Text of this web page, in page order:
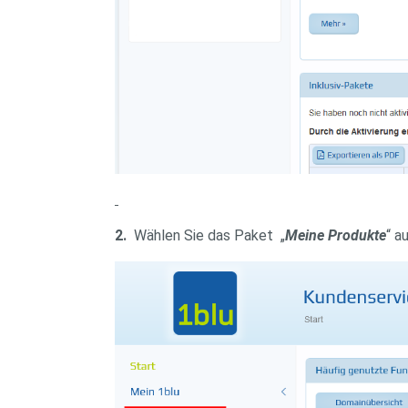
2. Wählen Sie das Paket „Meine Produkte“